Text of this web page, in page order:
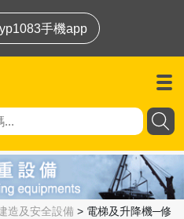
手機app
造及安全設備 > 電梯及升降機─修